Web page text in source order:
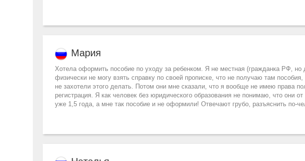
Мария
Хотела оформить пособие по уходу за ребенком. Я не местная (гражданка РФ,
физически не могу взять справку по своей прописке, что не получаю там
не захотели этого делать. Потом они мне сказали, что я вообще не имею права
регистрация. Я как человек без юридического образования не понимаю, что они
уже 1,5 года, а мне так пособие и не оформили! Отвечают грубо, разъяснить по-